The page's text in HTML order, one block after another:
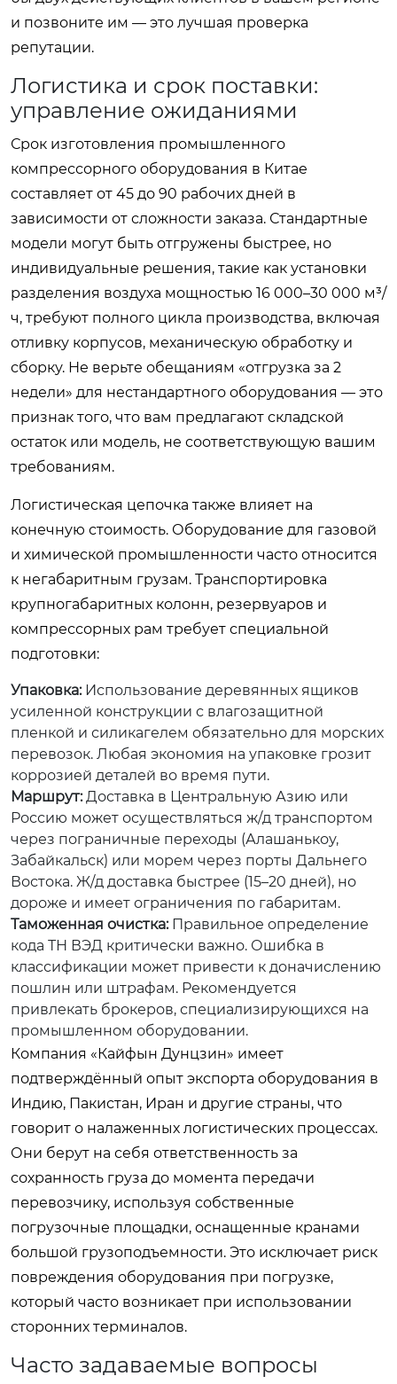
и позвоните им — это лучшая проверка
репутации.
Логистика и срок поставки:
управление ожиданиями
Срок изготовления промышленного
компрессорного оборудования в Китае
составляет от 45 до 90 рабочих дней в
зависимости от сложности заказа. Стандартные
модели могут быть отгружены быстрее, но
индивидуальные решения, такие как установки
разделения воздуха мощностью 16 000–30 000 м³/
ч, требуют полного цикла производства, включая
отливку корпусов, механическую обработку и
сборку. Не верьте обещаниям «отгрузка за 2
недели» для нестандартного оборудования — это
признак того, что вам предлагают складской
остаток или модель, не соответствующую вашим
требованиям.
Логистическая цепочка также влияет на
конечную стоимость. Оборудование для газовой
и химической промышленности часто относится
к негабаритным грузам. Транспортировка
крупногабаритных колонн, резервуаров и
компрессорных рам требует специальной
подготовки:
Упаковка:Использование деревянных ящиков
усиленной конструкции с влагозащитной
пленкой и силикагелем обязательно для морских
перевозок. Любая экономия на упаковке грозит
коррозией деталей во время пути.
Маршрут:Доставка в Центральную Азию или
Россию может осуществляться ж/д транспортом
через пограничные переходы (Алашанькоу,
Забайкальск) или морем через порты Дальнего
Востока. Ж/д доставка быстрее (15–20 дней), но
дороже и имеет ограничения по габаритам.
Таможенная очистка:Правильное определение
кода ТН ВЭД критически важно. Ошибка в
классификации может привести к доначислению
пошлин или штрафам. Рекомендуется
привлекать брокеров, специализирующихся на
промышленном оборудовании.
Компания «Кайфын Дунцзин» имеет
подтверждённый опыт экспорта оборудования в
Индию, Пакистан, Иран и другие страны, что
говорит о налаженных логистических процессах.
Они берут на себя ответственность за
сохранность груза до момента передачи
перевозчику, используя собственные
погрузочные площадки, оснащенные кранами
большой грузоподъемности. Это исключает риск
повреждения оборудования при погрузке,
который часто возникает при использовании
сторонних терминалов.
Часто задаваемые вопросы